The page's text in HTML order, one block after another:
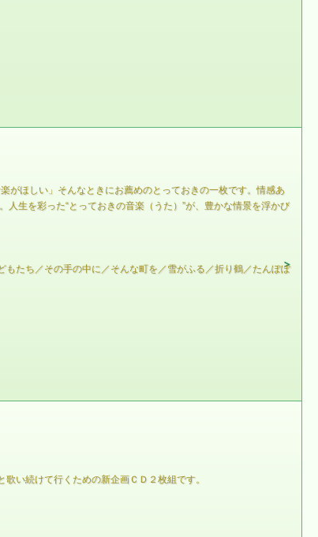
がほしい」そんなときにお薦めのとっておきの一枚です。情感あ
生を彩った“とっておきの音楽（うた）”が、豊かな情景を浮かび
たち／その手の中に／そんな町を／雪がふる／折り鶴／たんぽぽ
い続けて行くための新企画ＣＤ２枚組です。